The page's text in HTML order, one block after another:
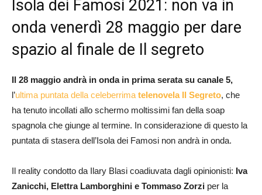
Isola dei Famosi 2021: non va in
onda venerdì 28 maggio per dare
spazio al finale de Il segreto
Il 28 maggio andrà in onda in prima serata su canale 5,
l’ultima puntata della celeberrima telenovela Il Segreto, che
ha tenuto incollati allo schermo moltissimi fan della soap
spagnola che giunge al termine. In considerazione di questo la
puntata di stasera dell’Isola dei Famosi non andrà in onda.
Il reality condotto da Ilary Blasi coadiuvata dagli opinionisti: Iva
Zanicchi, Elettra Lamborghini e Tommaso Zorzi per la